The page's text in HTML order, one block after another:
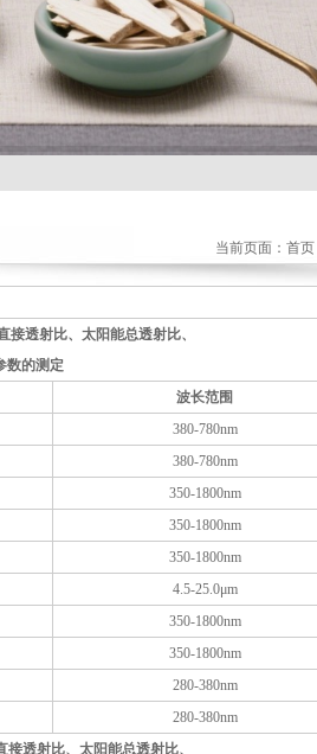
当前页面： 首页
接透射比、太阳能总透射比、
数的测定
波长范围
380-780nm
380-780nm
350-1800nm
350-1800nm
350-1800nm
4.5-25.0μm
350-1800nm
350-1800nm
280-380nm
280-380nm
透射比、太阳能总透射比、